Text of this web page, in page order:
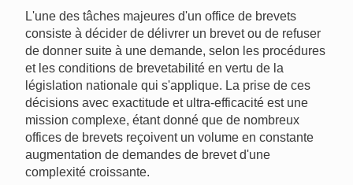
L'une des tâches majeures d'un office de brevets
consiste à décider de délivrer un brevet ou de refuser
de donner suite à une demande, selon les procédures
et les conditions de brevetabilité en vertu de la
législation nationale qui s'applique. La prise de ces
décisions avec exactitude et ultra-efficacité est une
mission complexe, étant donné que de nombreux
offices de brevets reçoivent un volume en constante
augmentation de demandes de brevet d'une
complexité croissante.